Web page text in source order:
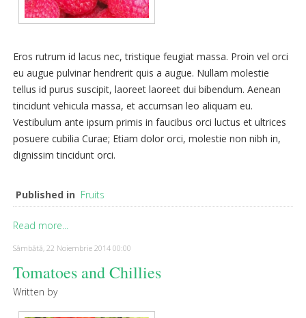
Eros rutrum id lacus nec, tristique feugiat massa. Proin vel orci
eu augue pulvinar hendrerit quis a augue. Nullam molestie
tellus id purus suscipit, laoreet laoreet dui bibendum. Aenean
tincidunt vehicula massa, et accumsan leo aliquam eu.
Vestibulum ante ipsum primis in faucibus orci luctus et ultrices
posuere cubilia Curae; Etiam dolor orci, molestie non nibh in,
dignissim tincidunt orci.
Published in Fruits
Read more...
Sâmbătă, 22 Noiembrie 2014 00:00
Tomatoes and Chillies
Written by